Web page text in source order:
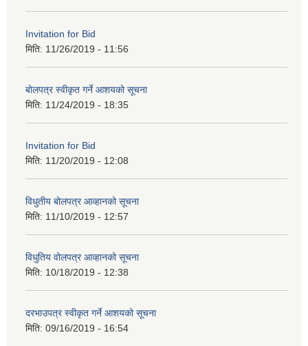
Invitation for Bid
मिति: 11/26/2019 - 11:56
बोलपत्र स्वीकृत गर्ने आशयको सूचना
मिति: 11/24/2019 - 18:35
Invitation for Bid
मिति: 11/20/2019 - 12:08
विधुतीय बोलपत्र आव्हानको सूचना
मिति: 11/10/2019 - 12:57
विधुतिय वोलपत्र आव्हानको सूचना
मिति: 10/18/2019 - 12:38
दरभाउपत्र स्वीकृत गर्ने आशयको सूचना
मिति: 09/16/2019 - 16:54